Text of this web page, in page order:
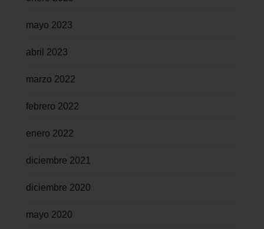
mayo 2023
abril 2023
marzo 2022
febrero 2022
enero 2022
diciembre 2021
diciembre 2020
mayo 2020